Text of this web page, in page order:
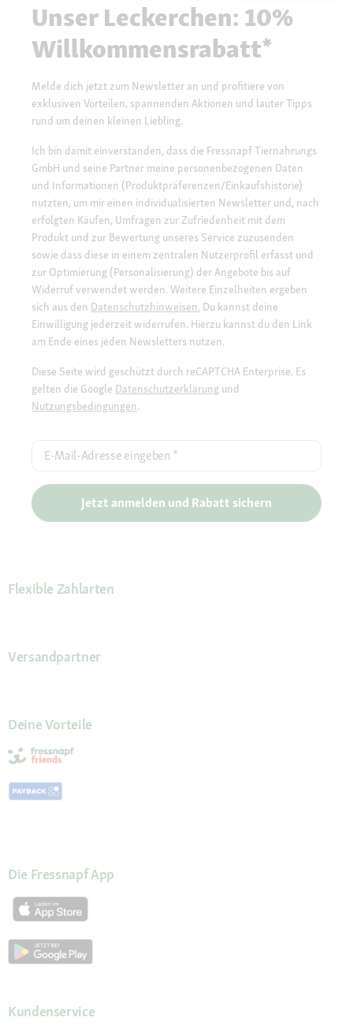
Unser Leckerchen: 10%
Willkommensrabatt*
Melde dich jetzt zum Newsletter an und profitiere von
exklusiven Vorteilen, spannenden Aktionen und lauter Tipps
rund um deinen kleinen Liebling.
Ich bin damit einverstanden, dass die Fressnapf Tiernahrungs
GmbH und seine Partner meine personenbezogenen Daten
und Informationen (Produktpräferenzen/Einkaufshistorie)
nutzten, um mir einen individualisierten Newsletter und, nach
erfolgten Käufen, Umfragen zur Zufriedenheit mit dem
Produkt und zur Bewertung unseres Service zuzusenden
sowie dass diese in einem zentralen Nutzerprofil erfasst und
zur Optimierung (Personalisierung) der Angebote bis auf
Widerruf verwendet werden. Weitere Einzelheiten ergeben
sich aus den Datenschutzhinweisen. Du kannst deine
Einwilligung jederzeit widerrufen. Hierzu kannst du den Link
am Ende eines jeden Newsletters nutzen.
Diese Seite wird geschützt durch reCAPTCHA Enterprise. Es
gelten die Google Datenschutzerklärung und
Nutzungsbedingungen.
E-Mail-Adresse eingeben *
Jetzt anmelden und Rabatt sichern
Flexible Zahlarten
Versandpartner
Deine Vorteile
Die Fressnapf App
Kundenservice